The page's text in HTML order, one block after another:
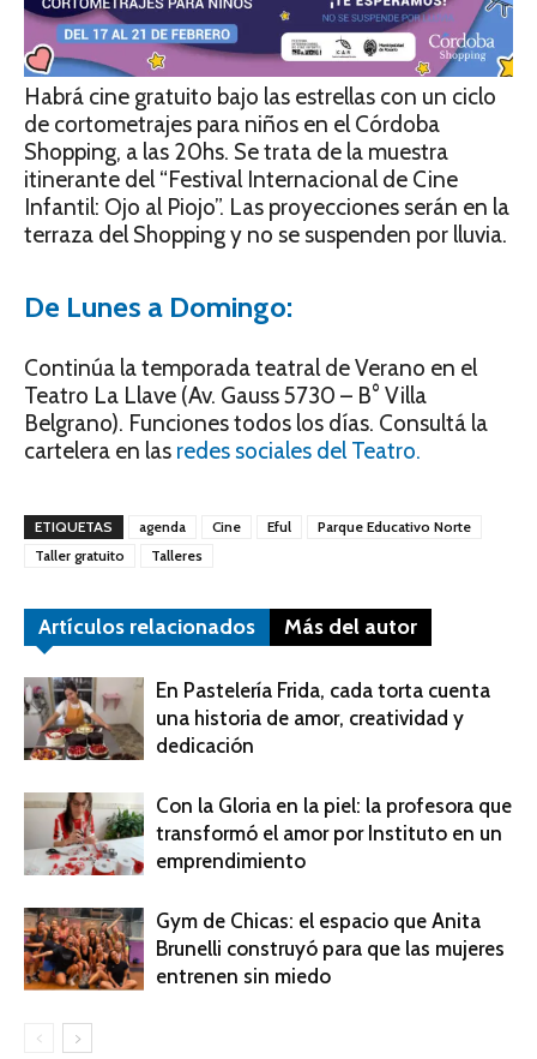
Habrá cine gratuito bajo las estrellas con un ciclo
de cortometrajes para niños en el Córdoba
Shopping, a las 20hs. Se trata de la muestra
itinerante del “Festival Internacional de Cine
Infantil: Ojo al Piojo”. Las proyecciones serán en la
terraza del Shopping y no se suspenden por lluvia.
De Lunes a Domingo:
Continúa la temporada teatral de Verano en el
Teatro La Llave (Av. Gauss 5730 – B° Villa
Belgrano). Funciones todos los días. Consultá la
cartelera en las redes sociales del Teatro.
ETIQUETAS agenda Cine Eful
Parque Educativo Norte
Taller gratuito
Talleres
Artículos relacionados Más del autor
En Pastelería Frida, cada torta cuenta
una historia de amor, creatividad y
dedicación
Con la Gloria en la piel: la profesora que
transformó el amor por Instituto en un
emprendimiento
Gym de Chicas: el espacio que Anita
Brunelli construyó para que las mujeres
entrenen sin miedo